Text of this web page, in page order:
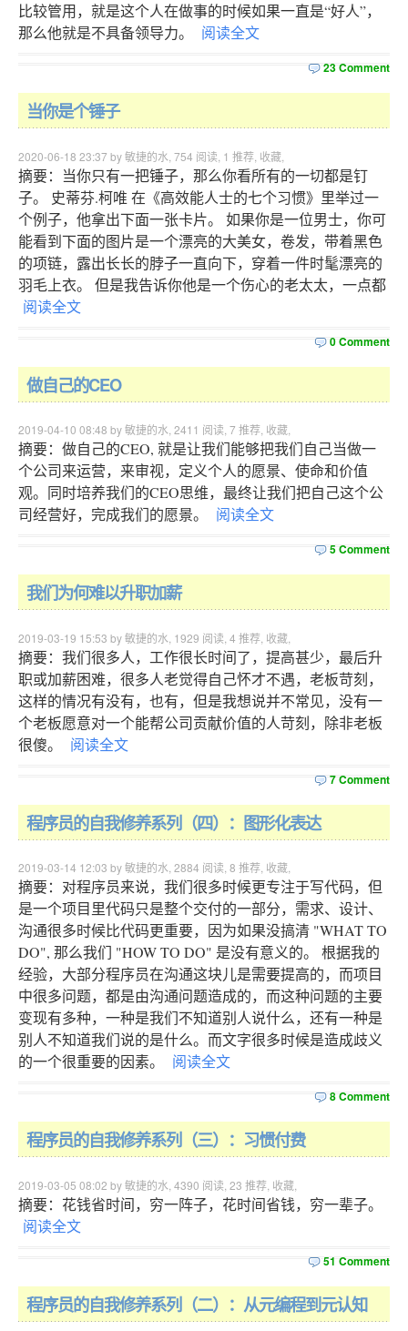
比较管用，就是这个人在做事的时候如果一直是“好人”，
那么他就是不具备领导力。
阅读全文
23 Comment
当你是个锤子
2020-06-18 23:37 by 敏捷的水, 754 阅读, 1 推荐, 收藏
摘要：当你只有一把锤子，那么你看所有的一切都是钉
子。 史蒂芬.柯唯 在《高效能人士的七个习惯》里举过一
个例子，他拿出下面一张卡片。 如果你是一位男士，你可
能看到下面的图片是一个漂亮的大美女，卷发，带着黑色
的项链，露出长长的脖子一直向下，穿着一件时髦漂亮的
羽毛上衣。 但是我告诉你他是一个伤心的老太太，一点都
阅读全文
0 Comment
做自己的CEO
2019-04-10 08:48 by 敏捷的水, 2411 阅读, 7 推荐, 收藏
摘要：做自己的CEO, 就是让我们能够把我们自己当做一
个公司来运营，来审视，定义个人的愿景、使命和价值
观。同时培养我们的CEO思维，最终让我们把自己这个公
司经营好，完成我们的愿景。
阅读全文
5 Comment
我们为何难以升职加薪
2019-03-19 15:53 by 敏捷的水, 1929 阅读, 4 推荐, 收藏
摘要：我们很多人，工作很长时间了，提高甚少，最后升
职或加薪困难，很多人老觉得自己怀才不遇，老板苛刻，
这样的情况有没有，也有，但是我想说并不常见，没有一
个老板愿意对一个能帮公司贡献价值的人苛刻，除非老板
很傻。
阅读全文
7 Comment
程序员的自我修养系列（四）：图形化表达
2019-03-14 12:03 by 敏捷的水, 2884 阅读, 8 推荐, 收藏
摘要：对程序员来说，我们很多时候更专注于写代码，但
是一个项目里代码只是整个交付的一部分，需求、设计、
沟通很多时候比代码更重要，因为如果没搞清 "WHAT TO
DO", 那么我们 "HOW TO DO" 是没有意义的。 根据我的
经验，大部分程序员在沟通这块儿是需要提高的，而项目
中很多问题，都是由沟通问题造成的，而这种问题的主要
变现有多种，一种是我们不知道别人说什么，还有一种是
别人不知道我们说的是什么。而文字很多时候是造成歧义
的一个很重要的因素。
阅读全文
8 Comment
程序员的自我修养系列（三）：习惯付费
2019-03-05 08:02 by 敏捷的水, 4390 阅读, 23 推荐, 收藏
摘要：花钱省时间，穷一阵子，花时间省钱，穷一辈子。
阅读全文
51 Comment
程序员的自我修养系列（二）：从元编程到元认知